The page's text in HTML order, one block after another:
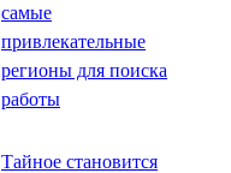
самые
привлекательные
регионы для поиска
работы
Тайное становится